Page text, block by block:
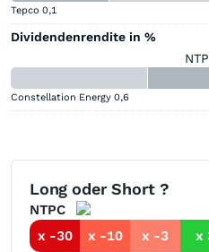
Tepco 0,1
Dividendenrendite in %
Constellation Energy 0,6
Long oder Short ?
NTPC
x -30
x -10 x -3 x